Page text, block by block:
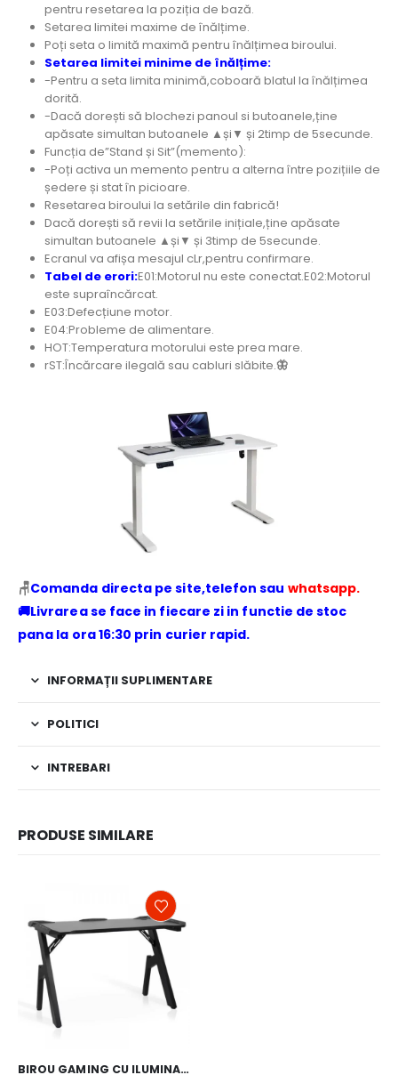
pentru resetarea la poziția de bază.
Setarea limitei maxime de înălțime.
Poți seta o limită maximă pentru înălțimea biroului.
Setarea limitei minime de înălțime:
-Pentru a seta limita minimă,coboară blatul la înălțimea
dorită.
-Dacă dorești să blochezi panoul si butoanele,ține
apăsate simultan butoanele ▲și▼ și 2timp de 5secunde.
Funcția de”Stand și Sit”(memento):
-Poți activa un memento pentru a alterna între pozițiile de
ședere și stat în picioare.
Resetarea biroului la setările din fabrică!
Dacă dorești să revii la setările inițiale,ține apăsate
simultan butoanele ▲și▼ și 3timp de 5secunde.
Ecranul va afișa mesajul cLr,pentru confirmare.
Tabel de erori:E01:Motorul nu este conectat.E02:Motorul
este supraîncărcat.
E03:Defecțiune motor.
E04:Probleme de alimentare.
HOT:Temperatura motorului este prea mare.
rST:Încărcare ilegală sau cabluri slăbite.🦋
🪑Comanda directa pe site,telefon sau whatsapp.
🚚Livrarea se face in fiecare zi in functie de stoc
pana la ora 16:30 prin curier rapid.
INFORMAȚII SUPLIMENTARE
POLITICI
INTREBARI
PRODUSE SIMILARE
BIROU GAMING CU ILUMINARE LED OFF 300